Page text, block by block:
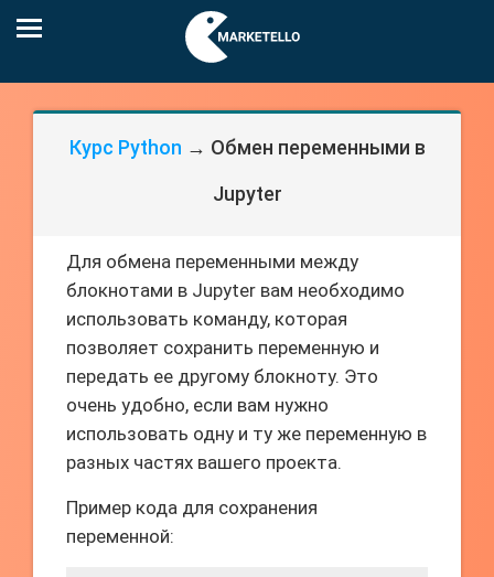
Курс Python → Обмен переменными в
Jupyter
Для обмена переменными между
блокнотами в Jupyter вам необходимо
использовать команду, которая
позволяет сохранить переменную и
передать ее другому блокноту. Это
очень удобно, если вам нужно
использовать одну и ту же переменную в
разных частях вашего проекта.
Пример кода для сохранения
переменной: